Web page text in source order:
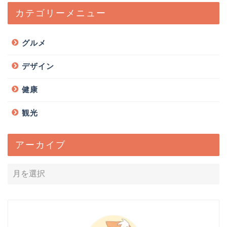
カテゴリーメニュー
グルメ
デザイン
健康
観光
アーカイブ